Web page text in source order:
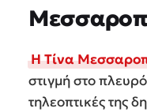
Η Τίνα
στιγμή στο
τηλεοπτικές της